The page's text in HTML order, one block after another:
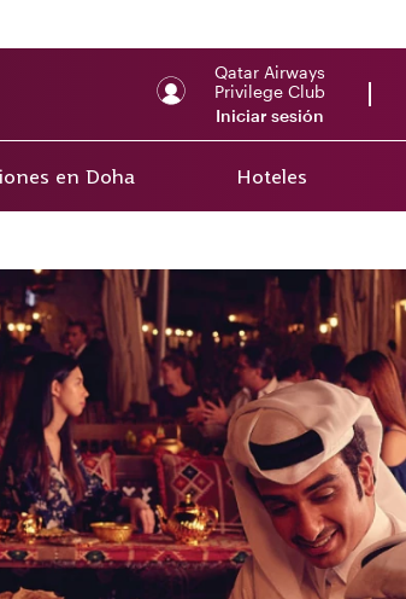
Qatar Airways
Privilege Club
Iniciar sesión
en Doha Hoteles